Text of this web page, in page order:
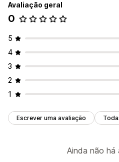
Avaliação geral
0
5
4
3
2
1
Escrever uma avaliação
Ainda não há